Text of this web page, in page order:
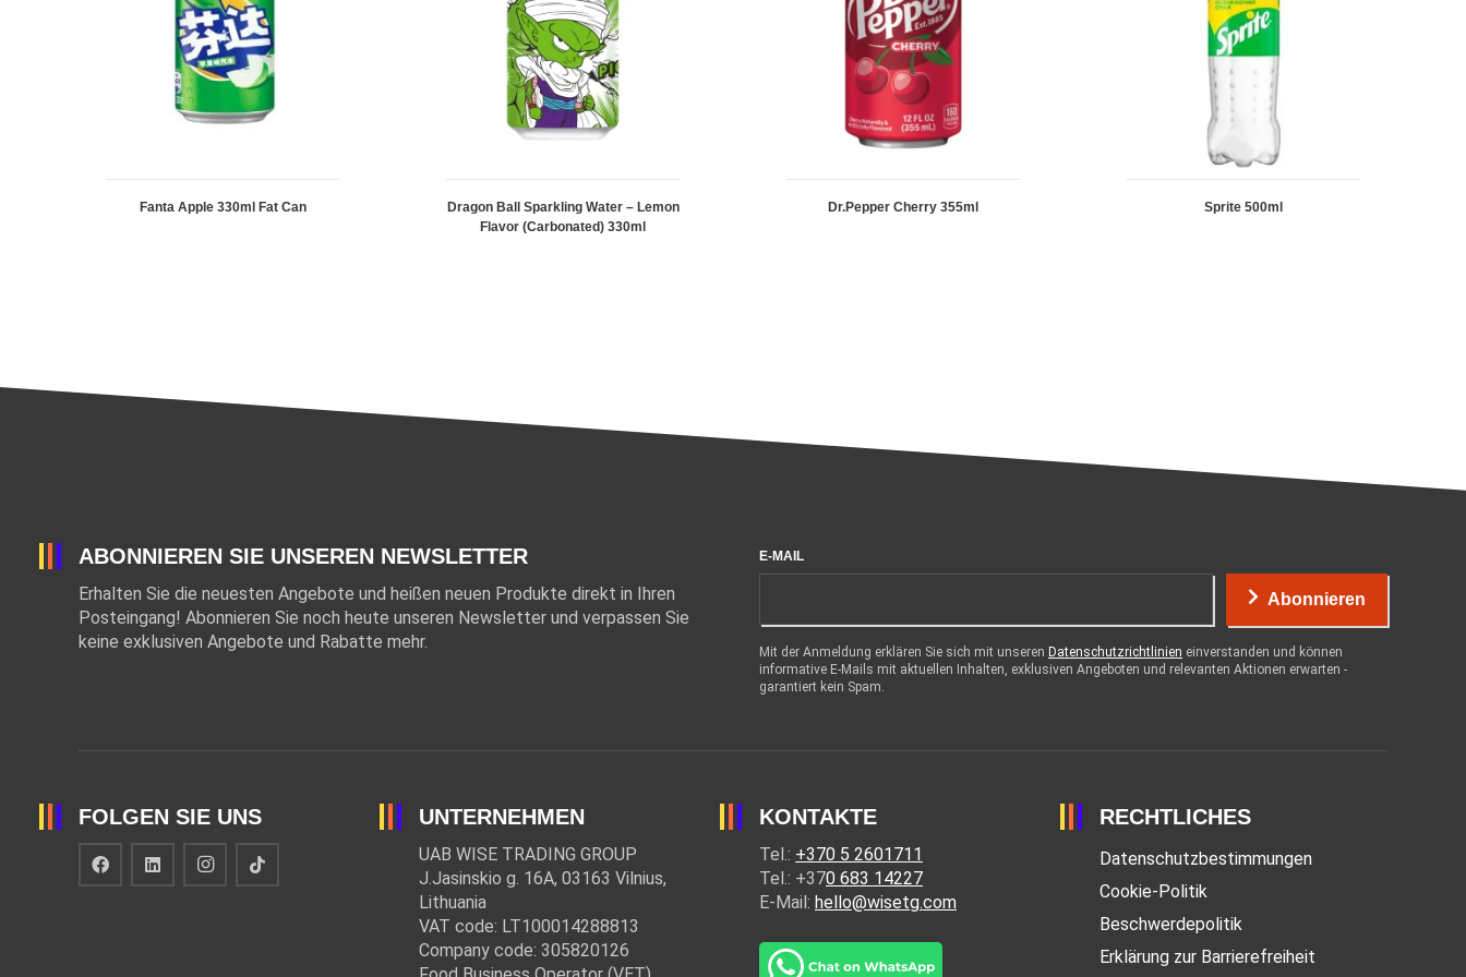
Fanta Apple 330ml Fat Can
Dragon Ball Sparkling Water – Lemon
Flavor (Carbonated) 330ml
Dr.Pepper Cherry 355ml Sprite 500ml
ABONNIEREN SIE UNSEREN NEWSLETTER
Erhalten Sie die neuesten Angebote und heißen neuen Produkte direkt in Ihren
Posteingang! Abonnieren Sie noch heute unseren Newsletter und verpassen Sie
keine exklusiven Angebote und Rabatte mehr.
E-MAIL
Abonnieren
Mit der Anmeldung erklären Sie sich mit unseren Datenschutzrichtlinien einverstanden und können
informative E-Mails mit aktuellen Inhalten, exklusiven Angeboten und relevanten Aktionen erwarten -
garantiert kein Spam.
FOLGEN SIE UNS UNTERNEHMEN
UAB WISE TRADING GROUP
J.Jasinskio g. 16A, 03163 Vilnius,
Lithuania
VAT code: LT100014288813
Company code: 305820126
KONTAKTE
Tel.: +370 5 2601711
Tel.: +370 683 14227
E-Mail: hello@wisetg.com
RECHTLICHES
Datenschutzbestimmungen
Cookie-Politik
Beschwerdepolitik
Erklärung zur Barrierefreiheit